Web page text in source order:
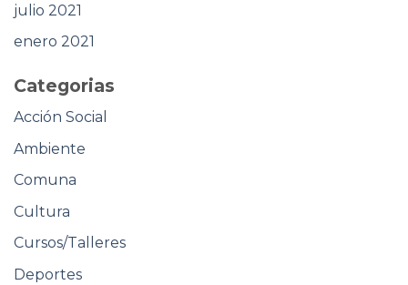
julio 2021
enero 2021
Categorias
Acción Social
Ambiente
Comuna
Cultura
Cursos/Talleres
Deportes